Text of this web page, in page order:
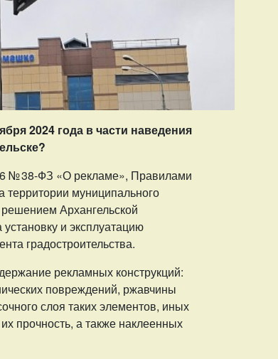
2024 года в части наведения
№ 38-ФЗ «О рекламе», Правилами
территории муниципального
Архангельской
и эксплуатацию
градостроительства.
рекламных конструкций:
повреждений, ржавчины
слоя таких элементов, иных
прочность, а также наклеенных